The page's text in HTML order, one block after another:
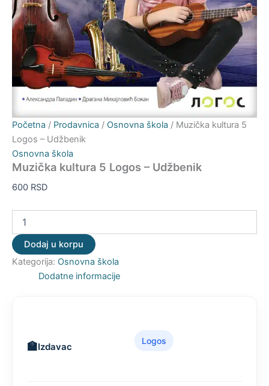
Početna / Prodavnica / Osnovna škola / Muzička kultura 5
Logos – Udžbenik
Osnovna škola
Muzička kultura 5 Logos – Udžbenik
600 RSD
Dodaj u korpu
Kategorija: Osnovna škola
Dodatne informacije
Izdavac
Logos